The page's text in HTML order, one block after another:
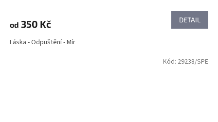
od 350 Kč DETAIL
Láska - Odpuštění - Mír
Kód: 29238/SPE